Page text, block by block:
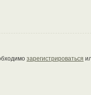
зарегистрироваться